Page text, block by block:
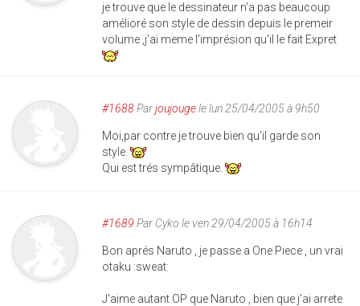
je trouve que le dessinateur n'a pas beaucoup
amélioré son style de dessin depuis le premeir
volume ,j'ai meme l'imprésion qu'il le fait Expret
#1688Parjoujougele lun 25/04/2005 à 9h50
Moi,par contre je trouve bien qu'il garde son
style.
Qui est trés sympâtique.
#1689 Par Cyko le ven 29/04/2005 à 16h14
Bon aprés Naruto , je passe a One Piece , un vrai
otaku :sweat:
J'aime autant OP que Naruto , bien que j'ai arrete